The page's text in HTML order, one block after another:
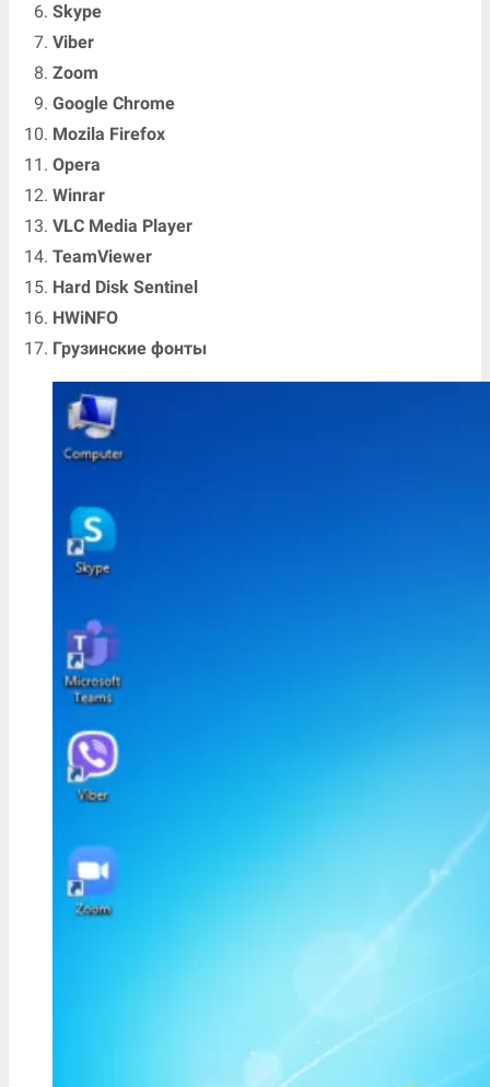
Skype
Viber
Zoom
Google Chrome
Mozila Firefox
Opera
Winrar
VLC Media Player
TeamViewer
Hard Disk Sentinel
HWiNFO
Грузинские фонты